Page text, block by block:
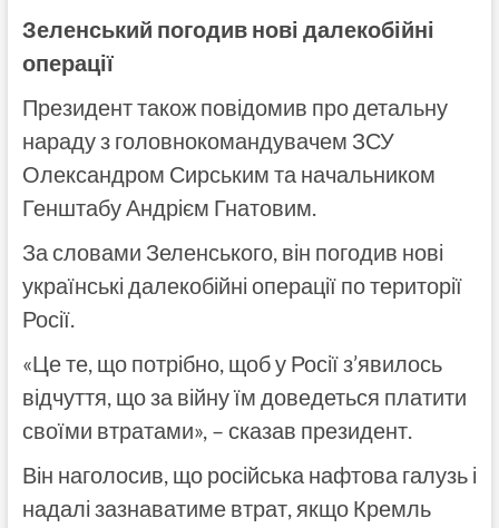
Зеленський погодив нові далекобійні
операції
Президент також повідомив про детальну
нараду з головнокомандувачем ЗСУ
Олександром Сирським та начальником
Генштабу Андрієм Гнатовим.
За словами Зеленського, він погодив нові
українські далекобійні операції по території
Росії.
«Це те, що потрібно, щоб у Росії з’явилось
відчуття, що за війну їм доведеться платити
своїми втратами», – сказав президент.
Він наголосив, що російська нафтова галузь і
надалі зазнаватиме втрат, якщо Кремль